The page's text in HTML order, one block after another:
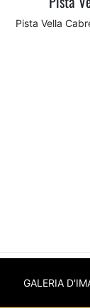
Pista Vella
GALERIA